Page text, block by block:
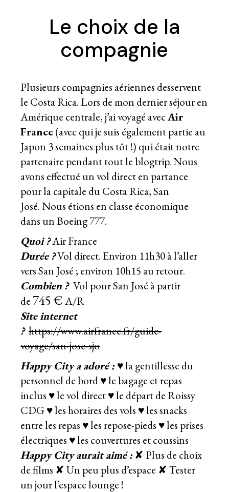
Le choix de la
compagnie
Plusieurs compagnies aériennes desservent
le Costa Rica. Lors de mon dernier séjour en
Amérique centrale, j’ai voyagé avecAir
France(avec qui je suis également partie au
Japon 3 semaines plus tôt !) qui était notre
partenaire pendant tout le blogtrip. Nous
avons effectué un vol direct en partance
pour la capitale du Costa Rica, San
José. Nous étions en classe économique
dans un Boeing 777.
Quoi ?Air France
Durée ?Vol direct. Environ 11h30 à l’aller
vers San José ; environ 10h15 au retour.
Combien ? Vol pour San José àpartir
de 745 €A/R
Site internet
? https://www.airfrance.fr/guide-
voyage/san-jose-sjo
Happy City a adoré :♥ la gentillesse du
personnel de bord ♥ le bagage et repas
inclus ♥ le vol direct ♥ le départ de Roissy
CDG ♥ les horaires des vols ♥ les snacks
entre les repas ♥ les repose-pieds ♥ les prises
électriques ♥ les couvertures et coussins
Happy City aurait aimé :✘ Plus de choix
de films ✘ Un peu plus d’espace ✘ Tester
un jour l’espace lounge !